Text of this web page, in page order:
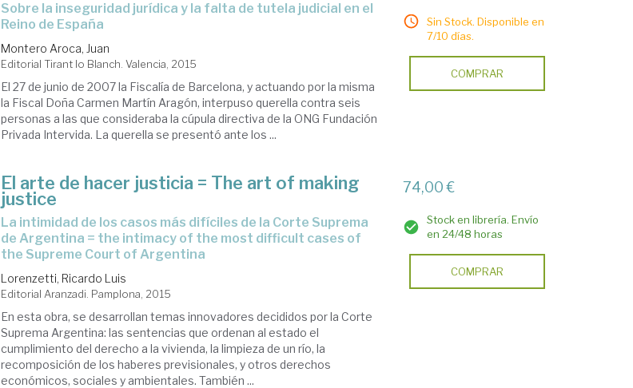
sobre la inseguridad jurídica y la falta de tutela judicial en el
Reino de España
Montero Aroca, Juan
Editorial Tirant lo Blanch. Valencia, 2015
El 27 de junio de 2007 la Fiscalía de Barcelona, y actuando por la misma
la Fiscal Doña Carmen Martín Aragón, interpuso querella contra seis
personas a las que consideraba la cúpula directiva de la ONG Fundación
Privada Intervida. La querella se presentó ante los ...
Sin Stock. Disponible en
7/10 días.
COMPRAR
El arte de hacer justicia = The art of making
justice
la intimidad de los casos más difíciles de la Corte Suprema
de Argentina = the intimacy of the most difficult cases of
the Supreme Court of Argentina
Lorenzetti, Ricardo Luis
Editorial Aranzadi. Pamplona, 2015
En esta obra, se desarrollan temas innovadores decididos por la Corte
Suprema Argentina: las sentencias que ordenan al estado el
cumplimiento del derecho a la vivienda, la limpieza de un río, la
recomposición de los haberes previsionales, y otros derechos
económicos, sociales y ambientales. También ...
74,00 €
Stock en librería. Envío
en 24/48 horas
COMPRAR